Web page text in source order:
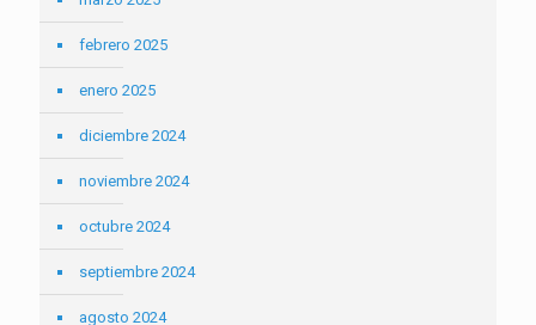
febrero 2025
enero 2025
diciembre 2024
noviembre 2024
octubre 2024
septiembre 2024
agosto 2024